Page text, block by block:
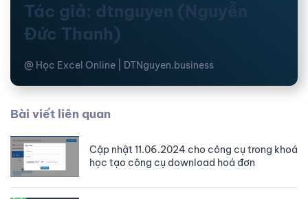
Tác giả: dtnguyen (Nguyễn
Đức Thanh)
@ Học Excel Online | DTNguyen.business
Bài viết liên quan
Cập nhật 11.06.2024 cho công cụ trong khoá
học tạo công cụ download hoá đơn